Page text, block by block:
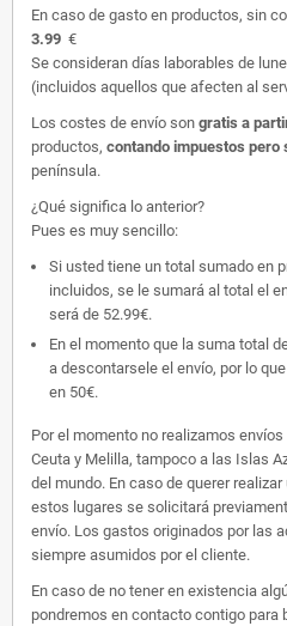
En caso de gasto en productos, sin
3.99 €
Se consideran días laborables de
(incluidos aquellos que afecten al
Los costes de envío son gratis a
productos, contando impuestos pero
península.
¿Qué significa lo anterior?
Pues es muy sencillo:
Si usted tiene un total sumado en
incluidos, se le sumará al total el
será de 52.99€.
En el momento que la suma total
a descontarsele el envío, por lo
en 50€.
Por el momento no realizamos
Ceuta y Melilla, tampoco a las Islas
del mundo. En caso de querer
estos lugares se solicitará
envío. Los gastos originados por las
siempre asumidos por el cliente.
En caso de no tener en existencia
pondremos en contacto contigo para